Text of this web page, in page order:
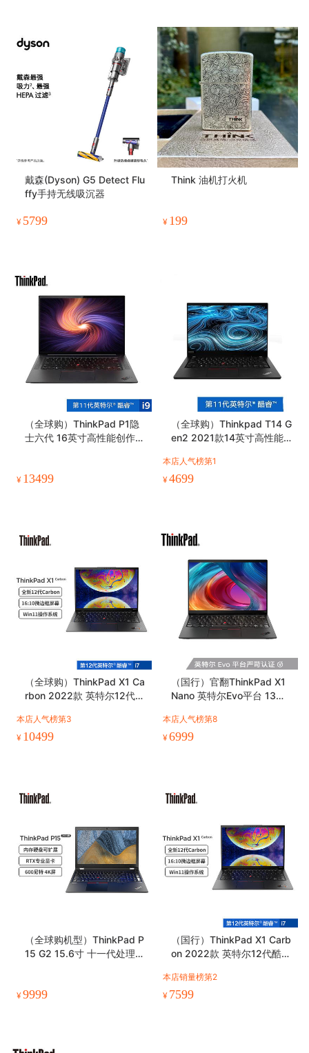
戴森(Dyson) G5 Detect Flu
ffy手持无线吸沉器
¥ 5799
Think 油机打火机
¥ 199
（全球购）ThinkPad P1隐
士六代 16英寸高性能创作笔
¥ 13499
（全球购）Thinkpad T14 G
en2 2021款14英寸高性能
本店人气榜第1
¥4699
（全球购）ThinkPad X1 Ca
rbon 2022款 英特尔12代酷
本店人气榜第3
¥ 10499
（国行）官翻ThinkPad X1
Nano 英特尔Evo平台 13英
本店人气榜第8
¥6999
（全球购机型）ThinkPad P
15 G2 15.6寸 十一代处理器
¥9999
（国行）ThinkPad X1 Carb
on 2022款 英特尔12代酷睿
本店销量榜第2
¥ 7599